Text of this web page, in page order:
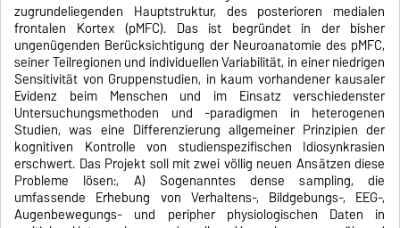
zugrundeliegenden Hauptstruktur, des posterioren medialen
frontalen Kortex (pMFC). Das ist begründet in der bisher
ungenügenden Berücksichtigung der Neuroanatomie des pMFC,
seiner Teilregionen und individuellen Variabilität, in einer niedrigen
Sensitivität von Gruppenstudien, in kaum vorhandener kausaler
Evidenz beim Menschen und im Einsatz verschiedenster
Untersuchungsmethoden und -paradigmen in heterogenen
Studien, was eine Differenzierung allgemeiner Prinzipien der
kognitiven Kontrolle von studienspezifischen Idiosynkrasien
erschwert. Das Projekt soll mit zwei völlig neuen Ansätzen diese
Probleme lösen:, A) Sogenanntes dense sampling, die
umfassende Erhebung von Verhaltens-, Bildgebungs-, EEG-,
Augenbewegungs- und peripher physiologischen Daten in